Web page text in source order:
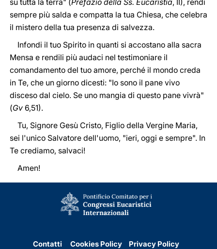
sempre più salda e compatta la tua Chiesa, che celebra
il mistero della tua presenza di salvezza.
Infondi il tuo Spirito in quanti si accostano alla sacra
Mensa e rendili più audaci nel testimoniare il
comandamento del tuo amore, perché il mondo creda
in Te, che un giorno dicesti: "Io sono il pane vivo
disceso dal cielo. Se uno mangia di questo pane vivrà"
(Gv 6,51).
Tu, Signore Gesù Cristo, Figlio della Vergine Maria,
sei l'unico Salvatore dell'uomo, "ieri, oggi e sempre". In
Te crediamo, salvaci!
Amen!
Contatti Cookies Policy Privacy Policy